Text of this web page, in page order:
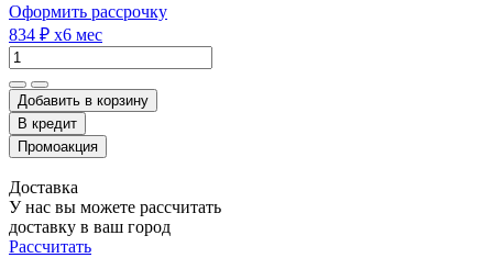
Оформить рассрочку
834 ₽ x6 мес
Добавить в корзину
Доставка
У нас вы можете рассчитать
доставку в ваш город
Рассчитать